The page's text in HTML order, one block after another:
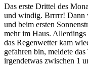
Das erste Drittel des
und windig. Brrrrr! Dann
und beim ersten
mehr im Haus. Allerdings
das Regenwetter kam
gefahren bin, meldete
irgendetwas zwischen 1